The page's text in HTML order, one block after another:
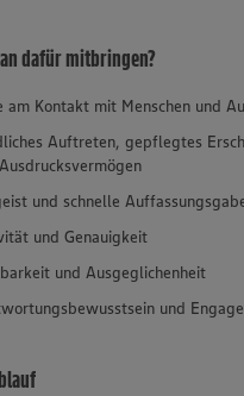
dafür mitbringen?
am Kontakt mit Menschen und
Auftreten, gepflegtes
und schnelle
und Genauigkeit
und Ausgeglichenheit
und